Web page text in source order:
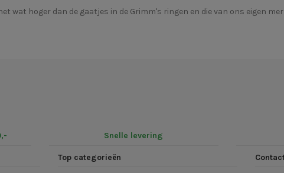
wat hoger dan de gaatjes in de Grimm's ringen en die van ons eigen
Snelle levering
Top categorieën